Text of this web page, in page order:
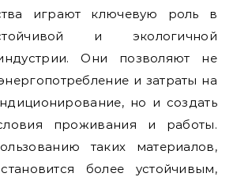
играют ключевую роль в
и экологичной
Они позволяют не
и затраты на
но и создать
проживания и работы.
таких материалов,
более устойчивым,